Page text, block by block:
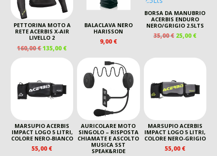
PETTORINA MOTO A
RETE ACERBIS X-AIR
LIVELLO 2
160,00€IL
PREZZO
ORIGINALE
160,00 €.
135,00€IL
PREZZO
ATTUALE
135,00 €.
BALACLAVA NERO
HARISSON
9,00€
BORSA DA MANUBRIO
ACERBIS ENDURO
NERO/GRIGIO 2.5LTS
35,00€ IL
25,00€IL
È:
MARSUPIO ACERBIS
IMPACT LOGO 5 LITRI,
COLORE NERO-BIANCO
55,00€
AURICOLARE MOTO
SINGOLO – RISPOSTA
CHIAMATE E ASCOLTO
MUSICA SST
SPEAK&RIDE
MARSUPIO ACERBIS
IMPACT LOGO 5 LITRI,
COLORE NERO-GRIGIO
55,00€